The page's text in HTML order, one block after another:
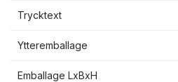
Trycktext
Ytteremballage
Emballage LxBxH